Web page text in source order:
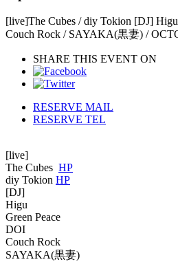
[live]The Cubes / diy Tokion [DJ]
Couch Rock / SAYAKA(黒妻) /
SHARE THIS EVENT ON
RESERVE MAIL
RESERVE TEL
[live]
The Cubes HP
diy Tokion HP
[DJ]
Higu
Green Peace
DOI
Couch Rock
SAYAKA(黒妻)